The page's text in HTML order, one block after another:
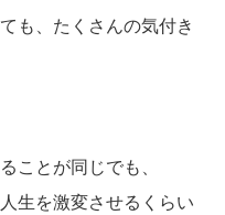
も、たくさんの気付き
ことが同じでも、
生を激変させるくらい